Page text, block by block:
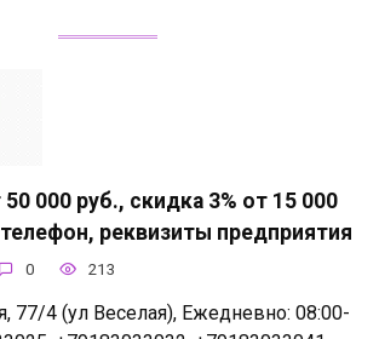
000 руб., скидка 3% от 15 000
реквизиты предприятия
0 213
77/4 (ул Веселая), Ежедневно: 08:00-